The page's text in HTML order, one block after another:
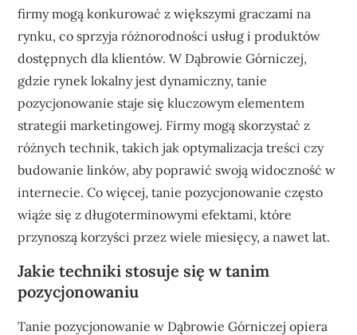
firmy mogą konkurować z większymi graczami na
rynku, co sprzyja różnorodności usług i produktów
dostępnych dla klientów. W Dąbrowie Górniczej,
gdzie rynek lokalny jest dynamiczny, tanie
pozycjonowanie staje się kluczowym elementem
strategii marketingowej. Firmy mogą skorzystać z
różnych technik, takich jak optymalizacja treści czy
budowanie linków, aby poprawić swoją widoczność w
internecie. Co więcej, tanie pozycjonowanie często
wiąże się z długoterminowymi efektami, które
przynoszą korzyści przez wiele miesięcy, a nawet lat.
Jakie techniki stosuje się w tanim
pozycjonowaniu
Tanie pozycjonowanie w Dąbrowie Górniczej opiera